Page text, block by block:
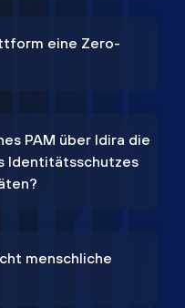
eine Zero-
PAM über Idira die
Identitätsschutzes
menschliche